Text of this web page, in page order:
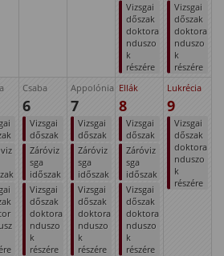
Vizsgai
dőszak
doktora
nduszo
k
részére
Vizsgai
dőszak
doktora
nduszo
k
részére
Csaba
6
Vizsgai
dőszak
Záróviz
sga
időszak
Vizsgai
dőszak
doktora
nduszo
k
részére
Appolónia
7
Vizsgai
dőszak
Záróviz
sga
időszak
Vizsgai
dőszak
doktora
nduszo
k
részére
Ellák
8
Vizsgai
dőszak
Záróviz
sga
időszak
Vizsgai
dőszak
doktora
nduszo
k
részére
Lukrécia
9
Vizsgai
dőszak
doktora
nduszo
k
részére